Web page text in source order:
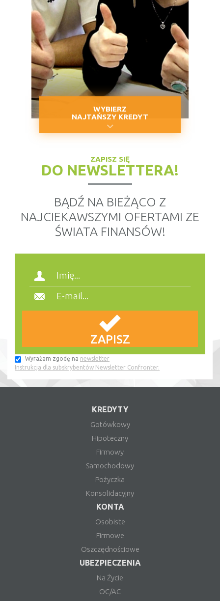
WYBIERZ
NAJTAŃSZY KREDYT
ZAPISZ SIĘ
DO NEWSLETTERA!
BĄDŹ NA BIEŻĄCO Z
NAJCIEKAWSZYMI OFERTAMI ZE
ŚWIATA FINANSÓW!
Wyrażam zgodę na newsletter
Instrukcja dla subskrybentów Newsletter Confronter.
KREDYTY
Gotówkowy
Hipoteczny
Firmowy
Samochodowy
Pożyczka
Konsolidacyjny
KONTA
Osobiste
Firmowe
Oszczędnościowe
UBEZPIECZENIA
Na Życie
OC/AC